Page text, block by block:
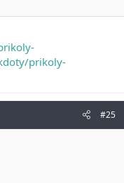
prikoly-
#25